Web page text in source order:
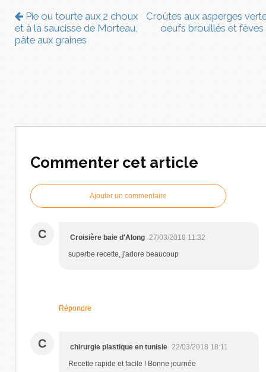
Pie ou tourte aux 2 choux
et à la saucisse de Morteau,
pâte aux graines
Croûtes aux asperges
oeufs brouillés et fèves
Commenter cet article
Ajouter un commentaire
C Croisière baie d'Along 27/03/2018 11:32
superbe recette, j'adore beaucoup
Répondre
C chirurgie plastique en tunisie 22/03/2018 18:11
Recette rapide et facile ! Bonne journée